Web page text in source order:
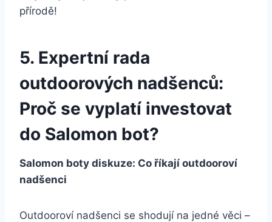
přírodě!
5. Expertní rada
outdoorových nadšenců:
Proč​ se vyplatí investovat
do Salomon bot?
Salomon​ boty diskuze: ⁢Co říkají outdooroví
nadšenci
Outdooroví nadšenci ‍se shodují‍ na jedné⁤ věci –